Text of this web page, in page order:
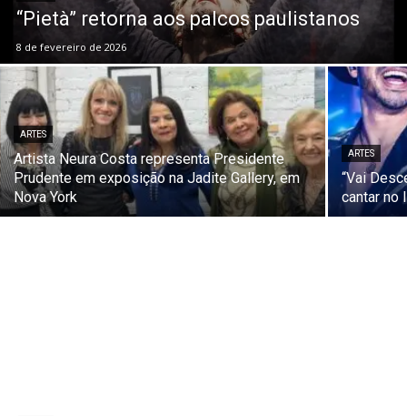
“Pietà” retorna aos palcos paulistanos
8 de fevereiro de 2026
ARTES
Artista Neura Costa representa Presidente
Prudente em exposição na Jadite Gallery, em
Nova York
ARTES
“Vai
cantar no